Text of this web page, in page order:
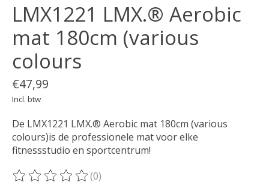
LMX1221 LMX.® Aerobic
mat 180cm (various
colours
€47,99
Incl. btw
De LMX1221 LMX.® Aerobic mat 180cm (various
colours)is de professionele mat voor elke
fitnessstudio en sportcentrum!
De beoordeling van dit product is
(0)